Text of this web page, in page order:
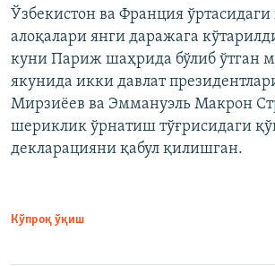
Ўзбекистон ва Франция
алоқалари янги даражага
куни Париж шаҳрида бўлиб ўтган
якунида икки давлат
Мирзиёев ва Эммануэль Макрон
шериклик ўрнатиш тўғрисидаги
декларацияни қабул қилишган.
Кўпроқ ўқиш